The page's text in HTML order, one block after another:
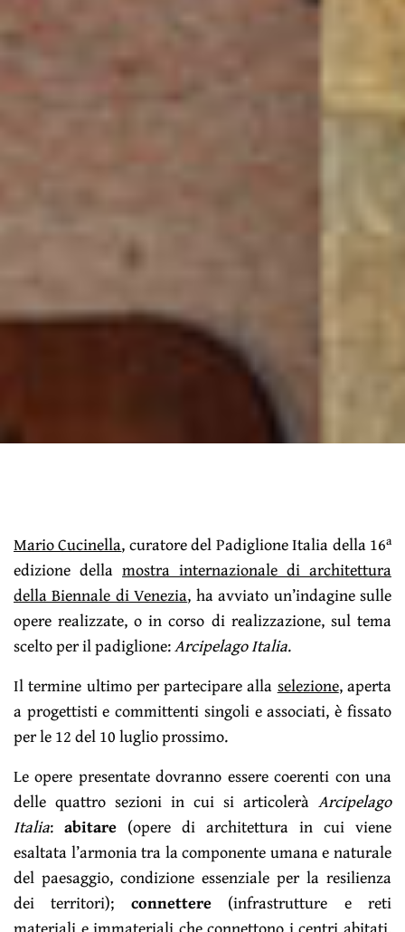
Mario Cucinella, curatore del Padiglione Italia della 16a
edizione della mostra internazionale di architettura
della Biennale di Venezia, ha avviato un’indagine sulle
opere realizzate, o in corso di realizzazione, sul tema
scelto per il padiglione:Arcipelago Italia.
Il termine ultimo per partecipare alla selezione, aperta
a progettisti e committenti singoli e associati, è fissato
per le 12 del 10 luglio prossimo.
Le opere presentate dovranno essere coerenti con una
delle quattro sezioni in cui si articolerà Arcipelago
Italia: abitare (opere di architettura in cui viene
esaltata l’armonia tra la componente umana e naturale
del paesaggio, condizione essenziale per la resilienza
dei territori); connettere(infrastrutture e reti